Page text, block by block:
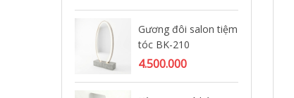
Gương đôi salon tiệm
tóc BK-210
4.500.000